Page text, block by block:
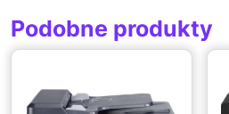
Podobne produkty